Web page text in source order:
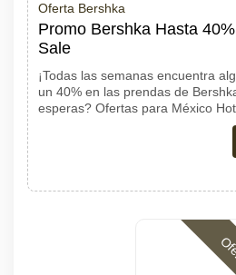
Oferta Bershka
Promo Bershka Hasta
Sale
¡Todas las semanas encuentra
un 40% en las prendas de
esperas? Ofertas para México